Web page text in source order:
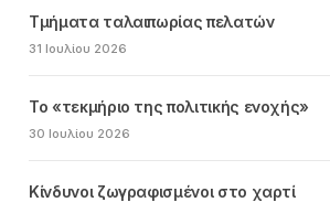
Τμήματα ταλαιπωρίας πελατών
31 Ιουλίου 2026
Το «τεκμήριο της πολιτικής ενοχής»
30 Ιουλίου 2026
Κίνδυνοι ζωγραφισμένοι στο χαρτί